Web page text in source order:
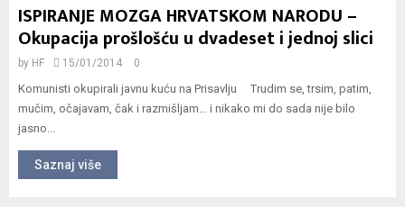
ISPIRANJE MOZGA HRVATSKOM NARODU –
Okupacija prošlošću u dvadeset i jednoj slici
by HF 15/01/2014 0
Komunisti okupirali javnu kuću na Prisavlju Trudim se, trsim, patim,
mučim, očajavam, čak i razmišljam… i nikako mi do sada nije bilo
jasno...
Saznaj više